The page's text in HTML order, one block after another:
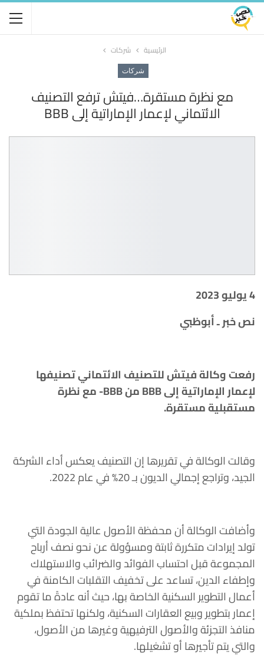
الرئيسية شركات
شركات
مع نظرة مستقرة…فيتش ترفع التصنيف
الائتماني لإعمار الإماراتية إلى BBB
4 يوليو 2023
نص خبر ـ أبوظبي
رفعت وكالة فيتش للتصنيف الائتماني تصنيفها
لإعمار الإماراتية إلى BBB من BBB- مع نظرة
مستقبلية مستقرة.
وقالت الوكالة في تقريرها إن التصنيف يعكس أداء الشركة
الجيد، وتراجع إجمالي الديون بـ 20% في عام 2022.
وأضافت الوكالة أن محفظة الأصول عالية الجودة التي
تولد إيرادات متكررة ثابتة ومسؤولة عن نحو نصف أرباح
المجموعة قبل احتساب الفوائد والضرائب والاستهلاك
وإطفاء الدين، تساعد على تخفيف التقلبات الكامنة في
أعمال التطوير السكنية الخاصة بها، حيث أنه عادةً ما تقوم
إعمار بتطوير وبيع العقارات السكنية، ولكنها تحتفظ بملكية
منافذ التجزئة والأصول الترفيهية وغيرها من الأصول،
والتي يتم تأجيرها أو تشغيلها.